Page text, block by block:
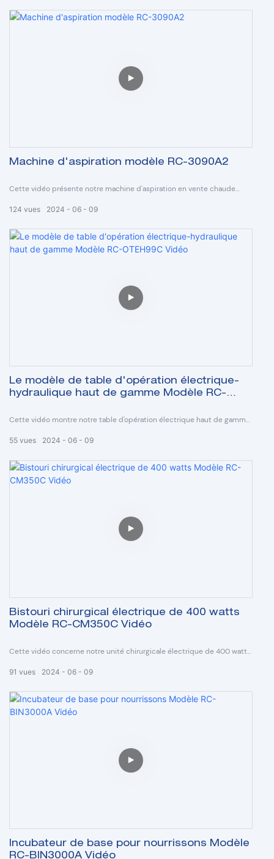
vie de 5 000 heures ; température de couleur et mode endo réglables ;
De plus, leur bras d'équilibre en alliage de titane ne subit aucune
soudure et ne rouille jamais ; la focalisation de la lumière peut être
Machine d'aspiration modèle RC-3090A2
Cette vidéo présente notre machine d'aspiration en vente chaude
2024 06 09
124 vues
Le modèle de table d'opération électrique-
hydraulique haut de gamme Modèle RC-
Cette vidéo montre notre table d'opération électrique haut de gamme,
repos".”et disposent d'une batterie de secours qui peut durer 10 jours,
électrique instable.
2024 06 09
55 vues
Bistouri chirurgical électrique de 400 watts
Modèle RC-CM350C Vidéo
Cette vidéo concerne notre unité chirurgicale électrique de 400 watts,
2024 06 09
91 vues
Incubateur de base pour nourrissons Modèle
RC-BIN3000A Vidéo